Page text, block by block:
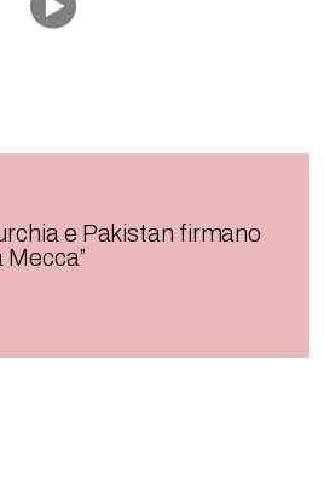
e Pakistan firmano
Mecca”